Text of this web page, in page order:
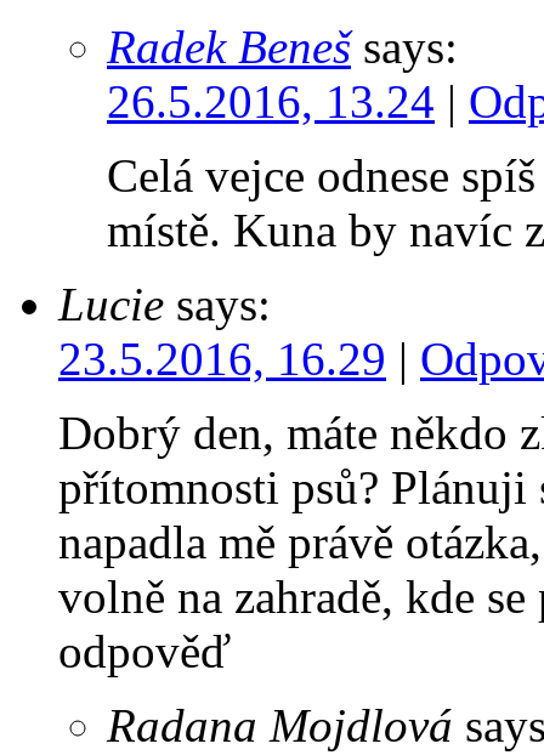
Radek Beneš says:
26.5.2016, 13.24 |
Celá vejce odnese
místě. Kuna by navíc
Lucie says:
23.5.2016, 16.29 |
Dobrý den, máte někdo
přítomnosti psů?
napadla mě právě
volně na zahradě, kde
odpověď
Radana Mojdlová